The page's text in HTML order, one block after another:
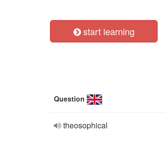
start learning
Question
theosophical